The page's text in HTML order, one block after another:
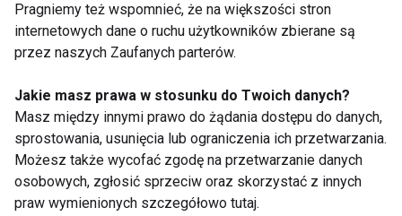
jak wybrać
nowoczesną metodę
leczenia łysienia
dobrać najlepszy krem
z SPF do potrzeb skóry
i jej upodobań?
Pokaż więcej
Pragniemy też wspomnieć, że na większości stron
internetowych dane o ruchu użytkowników zbierane są
przez naszych Zaufanych parterów.
Jakie masz prawa w stosunku do Twoich danych?
Masz między innymi prawo do żądania dostępu do danych,
sprostowania, usunięcia lub ograniczenia ich przetwarzania.
Możesz także wycofać zgodę na przetwarzanie danych
osobowych, zgłosić sprzeciw oraz skorzystać z innych
praw wymienionych szczegółowo tutaj.